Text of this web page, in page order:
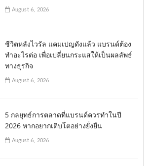
August 6, 2026
ชีวิตหลังไวรัล แคมเปญดังแล้ว แบรนด์ต้อง
ทำอะไรต่อ เพื่อเปลี่ยนกระแสให้เป็นผลลัพธ์
ทางธุรกิจ
August 6, 2026
5 กลยุทธ์การตลาดที่แบรนด์ควรทำในปี
2026 หากอยากเติบโตอย่างยั่งยืน
August 6, 2026